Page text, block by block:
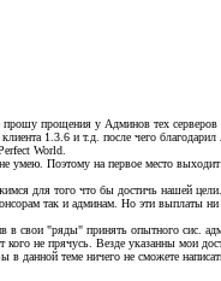
прощения у Админов тех
1.3.6 и т.д. после чего
World.
умею. Поэтому на первое место
для того что бы достичь нашей
так и админам. Но эти
свои "ряды" принять опытного сис.
не прячусь. Везде указанны мои
теме ничего не сможете